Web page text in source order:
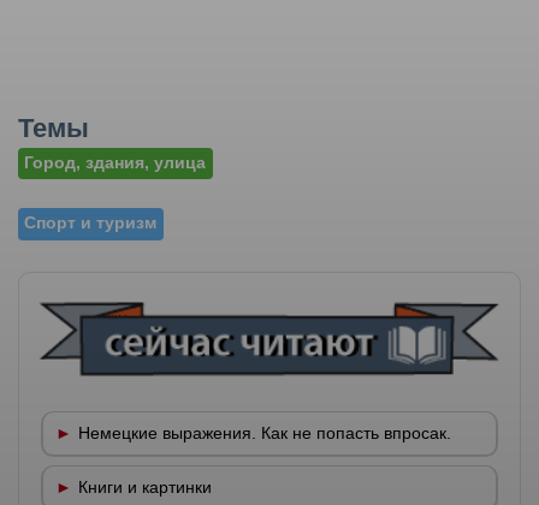
Темы
Город, здания, улица
Спорт и туризм
Немецкие выражения. Как не попасть впросак.
Книги и картинки